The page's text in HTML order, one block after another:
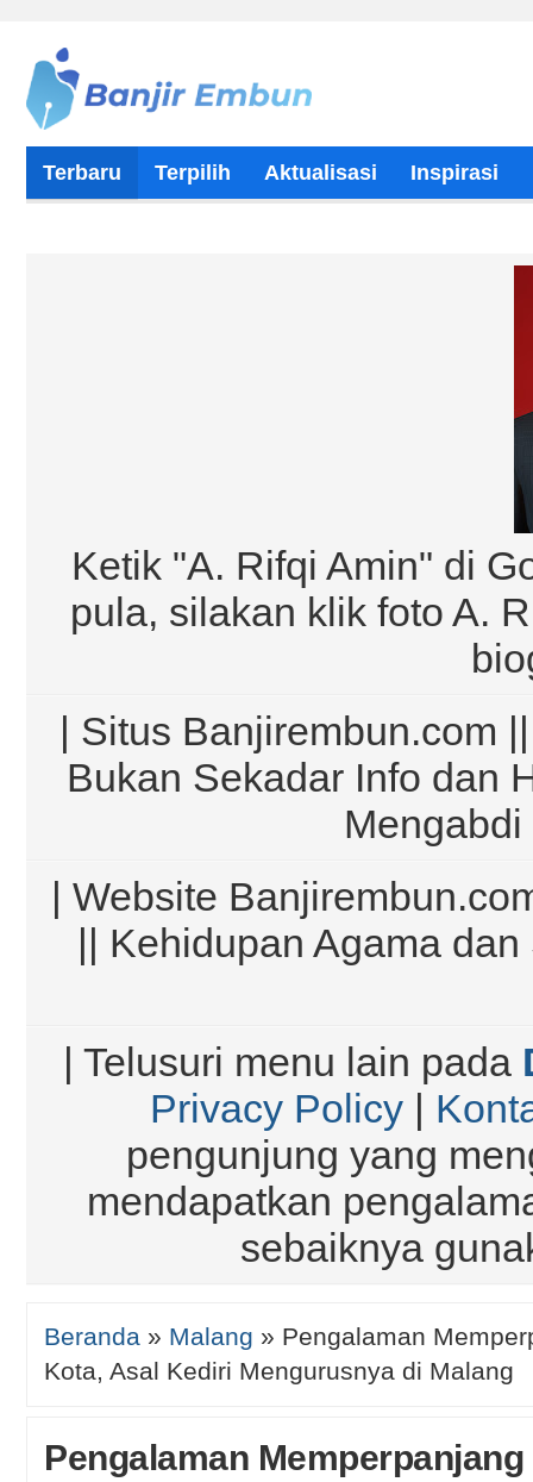
Terbaru Terpilih Aktualisasi Inspirasi
Ketik "A. Rifqi Amin" di
pula, silakan klik foto A.
| Situs Banjirembun.com
Bukan Sekadar Info dan
| Website
|| Kehidupan Agama
| Telusuri menu lain pada
Privacy Policy|
pengunjung yang
mendapatkan
sebaiknya
Beranda » Malang » Pengalaman
Kota, Asal Kediri Mengurusnya di Malang
Pengalaman